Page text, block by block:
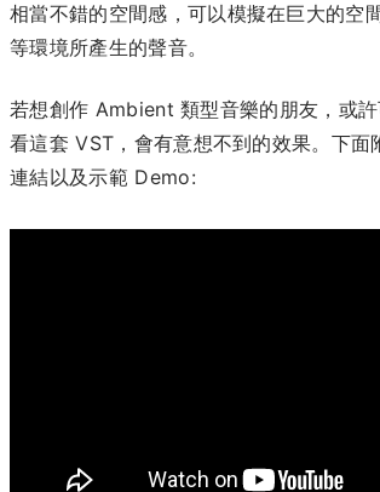
相當不錯的空間感，可以模擬在巨大的空
等環境所產生的聲音。
若想創作 Ambient 類型音樂的朋友，或
看這套 VST，會有意想不到的效果。下面
連結以及示範 Demo: